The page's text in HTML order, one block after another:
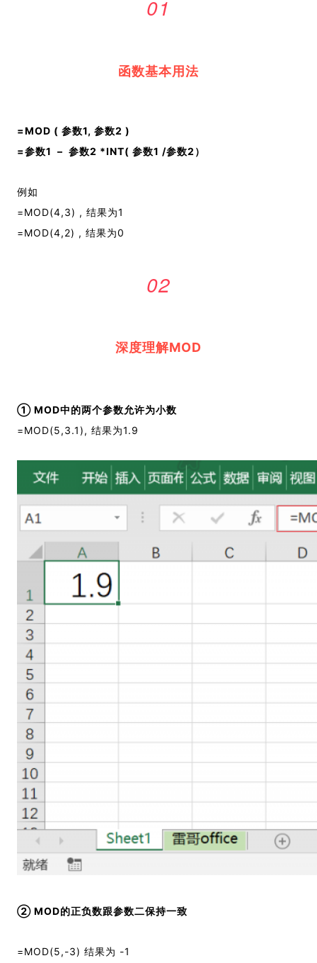
01
函数基本用法
=MOD ( 参数1, 参数2 )
=参数1 – 参数2 *INT( 参数1 /参数2 ）
例如
=MOD(4,3) , 结果为1
=MOD(4,2) , 结果为0
02
深度理解MOD
① MOD中的两个参数允许为小数
=MOD(5,3.1), 结果为1.9
② MOD的正负数跟参数二保持一致
=MOD(5,-3) 结果为 -1